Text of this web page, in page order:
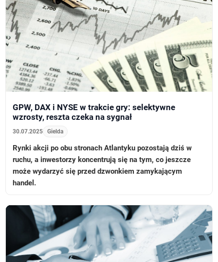
GPW, DAX i NYSE w trakcie gry: selektywne
wzrosty, reszta czeka na sygnał
30.07.2025 Gielda
Rynki akcji po obu stronach Atlantyku pozostają dziś w
ruchu, a inwestorzy koncentrują się na tym, co jeszcze
może wydarzyć się przed dzwonkiem zamykającym
handel.